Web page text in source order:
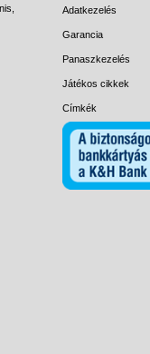
Adatkezelés
Garancia
Panaszkezelés
Játékos cikkek
Címkék